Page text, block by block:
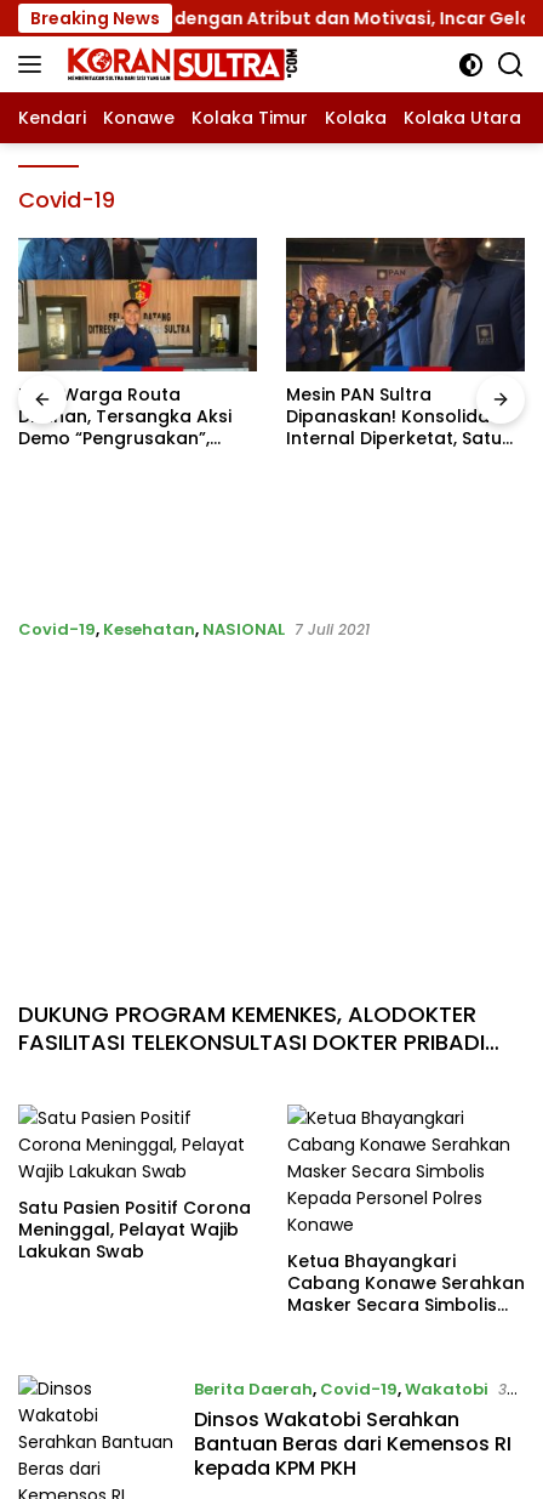
Langsung
ke
konten
Breaking News
Jamnas XII dengan Atribut dan Motivasi, Incar Gelar
Kendari Konawe Kolaka Timur Kolaka Kolaka Utara
Covid-19
Tiga Warga Routa
Ditahan, Tersangka Aksi
Demo “Pengrusakan”,
Mesin PAN Sultra
Dipanaskan! Konsolidasi
Internal Diperketat, Satu
Covid-19, Kesehatan, NASIONAL 7 Juli 2021
DUKUNG PROGRAM KEMENKES, ALODOKTER
FASILITASI TELEKONSULTASI DOKTER PRIBADI
ISOLASI MANDIRI
Satu Pasien Positif Corona
Meninggal, Pelayat Wajib
Lakukan Swab
Ketua Bhayangkari
Cabang Konawe Serahkan
Masker Secara Simbolis
Berita Daerah, Covid-19,Wakatobi 3
September 2020
Dinsos Wakatobi Serahkan
Bantuan Beras dari Kemensos RI
kepada KPM PKH